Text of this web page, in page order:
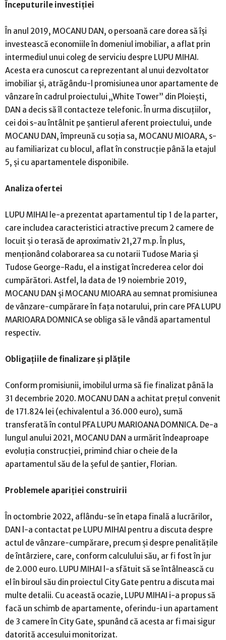
Începuturile investiției
În anul 2019, MOCANU DAN, o persoană care dorea să își
investească economiile în domeniul imobiliar, a aflat prin
intermediul unui coleg de serviciu despre LUPU MIHAI.
Acesta era cunoscut ca reprezentant al unui dezvoltator
imobiliar și, atrăgându-l promisiunea unor apartamente de
vânzare în cadrul proiectului „White Tower” din Ploiești,
DAN a decis să îl contacteze telefonic. În urma discuțiilor,
cei doi s-au întâlnit pe șantierul aferent proiectului, unde
MOCANU DAN, împreună cu soția sa, MOCANU MIOARA, s-
au familiarizat cu blocul, aflat în construcție până la etajul
5, și cu apartamentele disponibile.
Analiza ofertei
LUPU MIHAI le-a prezentat apartamentul tip 1 de la parter,
care includea caracteristici atractive precum 2 camere de
locuit și o terasă de aproximativ 21,27 m.p. În plus,
menționând colaborarea sa cu notarii Tudose Maria și
Tudose George-Radu, el a instigat încrederea celor doi
cumpărători. Astfel, la data de 19 noiembrie 2019,
MOCANU DAN și MOCANU MIOARA au semnat promisiunea
de vânzare-cumpărare în fața notarului, prin care PFA LUPU
MARIOARA DOMNICA se obliga să le vândă apartamentul
respectiv.
Obligațiile de finalizare și plățile
Conform promisiunii, imobilul urma să fie finalizat până la
31 decembrie 2020. MOCANU DAN a achitat prețul convenit
de 171.824 lei (echivalentul a 36.000 euro), sumă
transferată în contul PFA LUPU MARIOANA DOMNICA. De-a
lungul anului 2021, MOCANU DAN a urmărit îndeaproape
evoluția construcției, primind chiar o cheie de la
apartamentul său de la șeful de șantier, Florian.
Problemele apariției construirii
În octombrie 2022, aflându-se în etapa finală a lucrărilor,
DAN l-a contactat pe LUPU MIHAI pentru a discuta despre
actul de vânzare-cumpărare, precum și despre penalitățile
de întârziere, care, conform calculului său, ar fi fost în jur
de 2.000 euro. LUPU MIHAI l-a sfătuit să se întâlnească cu
el în biroul său din proiectul City Gate pentru a discuta mai
multe detalii. Cu această ocazie, LUPU MIHAI i-a propus să
facă un schimb de apartamente, oferindu-i un apartament
de 3 camere în City Gate, spunând că acesta ar fi mai sigur
datorită accesului monitorizat.